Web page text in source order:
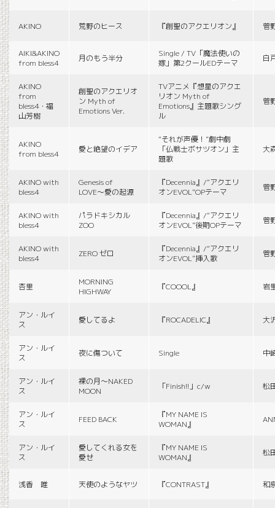
AKINO 荒野のヒース 『創聖のアクエリオン』 菅
AIKI&AKINO
from bless4
月のもう半分
Single / TV「魔法使いの
嫁」第2クールEDテーマ
白
AKINO
from
bless4・福
山芳樹
創聖のアクエリオ
ン Myth of
Emotions Ver.
TVアニメ『想星のアクエ
リオン Myth of
Emotions』主題歌シング
ル
菅
AKINO
from bless4
愛と絶望のイデア
“それが声優！”劇中劇
「仏戦士ボサツオン」主
題歌
大
AKINO with
bless4
Genesis of
LOVE〜愛の起源
『Decennia』/“アクエリ
オンEVOL”OPテーマ
菅
AKINO with
bless4
パラドキシカル
ZOO
『Decennia』/“アクエリ
オンEVOL”後期OPテーマ
菅
AKINO with
bless4
ZERO ゼロ
『Decennia』/“アクエリ
オンEVOL”挿入歌
菅
杏里
MORNING
HIGHWAY
『COOOL』 岩
アン・ルイ
ス
愛してるよ 『ROCADELIC』 大
アン・ルイ
ス
夜に傷ついて Single 中
アン・ルイ
ス
裸の月〜NAKED
MOON
「Finish!!」c/w 松
アン・ルイ
ス
FEED BACK
『MY NAME IS
WOMAN』
アン・ルイ
ス
愛してくれる女を
愛せ
『MY NAME IS
WOMAN』
松
浅香 唯 天使のようなヤツ 『CONTRAST』 和